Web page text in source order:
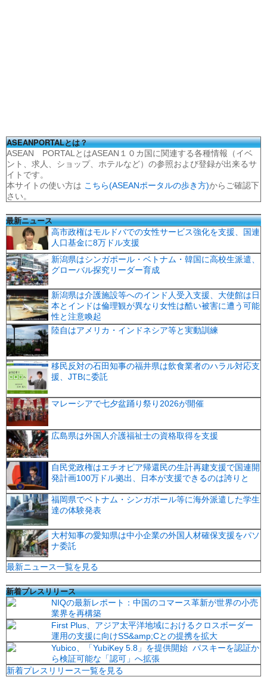
ASEANPORTALとは？
ASEAN PORTALとはASEAN１０カ国に関連する各種情報（イベ
ント、求人、ショップ、ホテルなど）の参照および登録が出来るサ
イトです。
本サイトの使い方は こちら(ASEANポータルの歩き方)からご確認下
さい。
最新ニュース
高市政権はモルドバでの女性サービス強化を支援、国連
人口基金に8万ドル支援
新潟県はシンガポール・ベトナム・韓国に高校生派遣、
グローバル探究リーダー育成
新潟県は介護施設等へのインド人受入支援、大使館は日
本とインドは倫理観が異なり女性は酷い被害に遭う可能
性と注意喚起
陸自はアメリカ・インドネシア等と実動訓練
移民反対の石田知事の福井県は飲食業者のハラル対応支
援、JTBに委託
マレーシアで七夕盆踊り祭り2026が開催
広島県は外国人介護福祉士の資格取得を支援
自民党政権はエチオピア帰還民の生計再建支援で国連開
発計画100万ドル拠出、日本が支援できるのは誇りと
福岡県でベトナム・シンガポール等に海外派遣した学生
達の体験発表
大村知事の愛知県は中小企業の外国人材確保支援をパソ
ナ委託
最新ニュース一覧を見る
新着プレスリリース
NIQの最新レポート：中国のコマース革新が世界の小売
業界を再構築
First Plus、アジア太平洋地域におけるクロスボーダー
運用の支援に向けSS&amp;Cとの提携を拡大
Yubico、「YubiKey 5.8」を提供開始 パスキーを認証か
ら検証可能な「認可」へ拡張
新着プレスリリース一覧を見る